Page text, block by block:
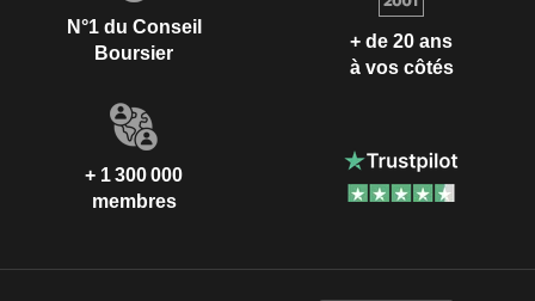
N°1 du Conseil
Boursier
+ de 20 ans
à vos côtés
+ 1 300 000
membres